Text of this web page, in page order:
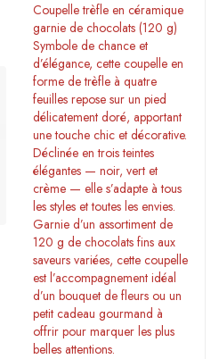
Coupelle trèfle en céramique
garnie de chocolats (120 g)
Symbole de chance et
d’élégance, cette coupelle en
forme de trèfle à quatre
feuilles repose sur un pied
délicatement doré, apportant
une touche chic et décorative.
Déclinée en trois teintes
élégantes — noir, vert et
crème — elle s’adapte à tous
les styles et toutes les envies.
Garnie d’un assortiment de
120 g de chocolats fins aux
saveurs variées, cette coupelle
est l’accompagnement idéal
d’un bouquet de fleurs ou un
petit cadeau gourmand à
offrir pour marquer les plus
belles attentions.